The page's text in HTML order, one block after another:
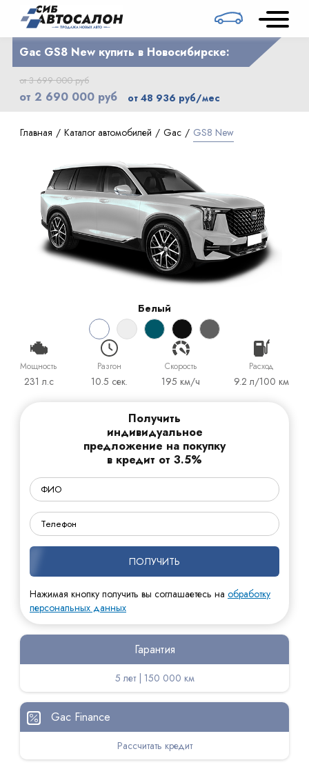
Gac GS8 New купить в Новосибирске:
от 3 699 000 руб
от 2 690 000 руб от 48 936 руб/мес
Главная Каталог автомобилей Gac GS8 New
Мощность
231 л.с
Разгон
10.5 сек.
Cкорость
195 км/ч
Расход
9.2 л/100 км
Белый
Получить
индивидуальное
предложение на покупку
в кредит от 3.5%
ПОЛУЧИТЬ
Нажимая кнопку получить вы соглашаетесь на обработку
персональных данных
Гарантия
5 лет | 150 000 км
Gac Finance
Рассчитать кредит